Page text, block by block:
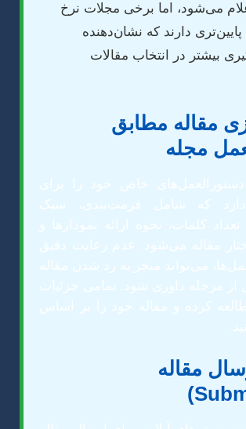
می‌شود، اما برخی مجلات نرخ
دارند که نشان‌دهنده
بیشتر در انتخاب مقالات
مقاله مطابق
مجله
خاص خود را برای
دارد که شامل فرمت‌بندی، سبک
کلمات، نحوه ارائه نمودارها و
مقاله می‌شود. عدم رعایت دقیق
می‌تواند منجر به رد شدن مقاله
از مرحله داوری شود. تمامی جزئیات
کرده و مقاله خود را بر اساس
مقاله